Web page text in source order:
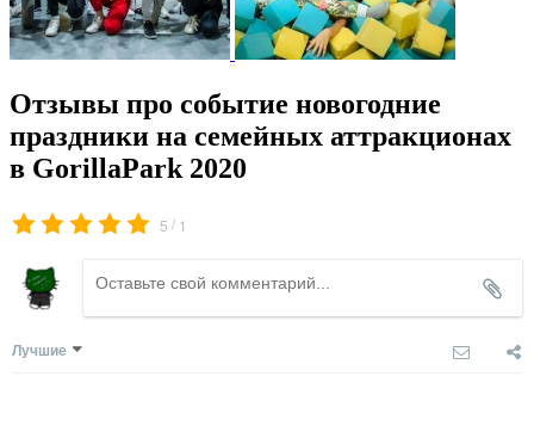
Отзывы про событие новогодние
праздники на семейных аттракционах
в GorillaPark 2020
5 / 1
Лучшие